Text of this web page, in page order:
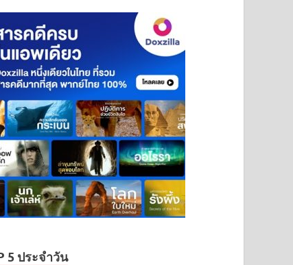
5 ประจำวัน